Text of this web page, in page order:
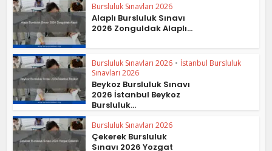
Bursluluk Sınavları 2026
Alaplı Bursluluk Sınavı
2026 Zonguldak Alaplı...
Bursluluk Sınavları 2026 • İstanbul Bursluluk
Sınavları 2026
Beykoz Bursluluk Sınavı
2026 İstanbul Beykoz
Bursluluk...
Bursluluk Sınavları 2026
Çekerek Bursluluk
Sınavı 2026 Yozgat